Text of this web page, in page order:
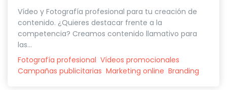
Vídeo y Fotografía profesional para tu creación de
contenido. ¿Quieres destacar frente a la
competencia? Creamos contenido llamativo para
las...
Fotografía profesional Vídeos promocionales
Campañas publicitarias Marketing online Branding